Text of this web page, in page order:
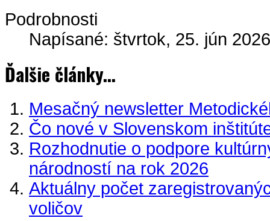
Podrobnosti
Napísané: štvrtok, 25. jún
Ďalšie články...
Mesačný newsletter
Čo nové v Slovenskom
Rozhodnutie o podpore
národností na rok 2026
Aktuálny počet
voličov